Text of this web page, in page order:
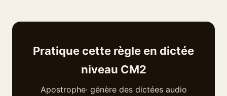
Pratique cette règle en dictée
niveau CM2
Apostrophe· génère des dictées audio